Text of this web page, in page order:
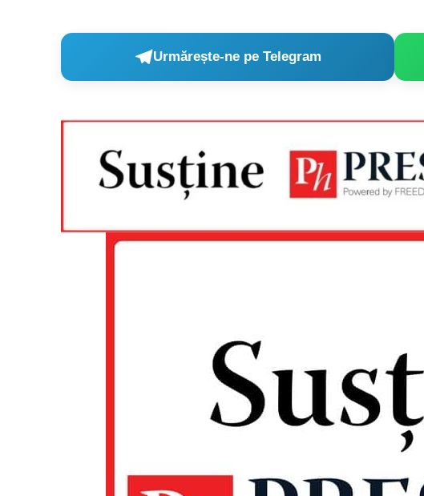
Un proiect
FREEDOM HOUSE
ROMÂNIA
Urmărește-ne pe Telegram